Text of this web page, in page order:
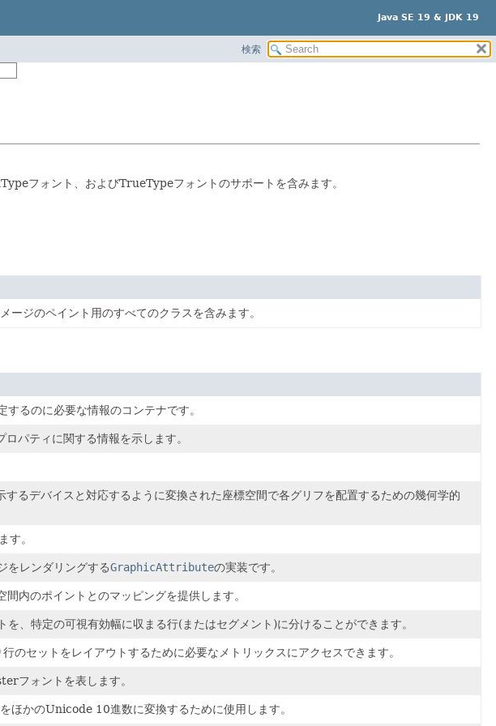
Java SE 19 & JDK 19
検索
フォント、およびTrueTypeフォントのサポートを含みます。
ージのペイント用のすべてのクラスを含みます。
るのに必要な情報のコンテナです。
パティに関する情報を示します。
するデバイスと対応するように変換された座標空間で各グリフを配置するための幾何学的
す。
をレンダリングするGraphicAttributeの実装です。
内のポイントとのマッピングを提供します。
、特定の可視有効幅に収まる行(またはセグメント)に分けることができます。
のセットをレイアウトするために必要なメトリックスにアクセスできます。
フォントを表します。
ほかのUnicode 10進数に変換するために使用します。